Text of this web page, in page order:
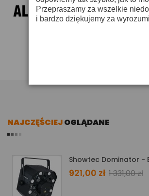
NAJCZĘŚCIEJOGLĄDANE
Showtec Dominator -
921,00 zł 1 331,00 zł
Przepraszamy za wszelkie
i bardzo dziękujemy za